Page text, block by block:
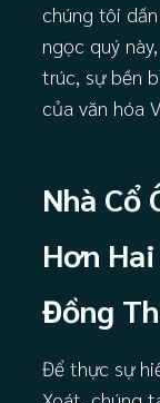
chúng tôi
ngọc quý
trúc, sự bền
của văn hóa
Nhà Cổ
Hơn
Đồng
Để thực sự